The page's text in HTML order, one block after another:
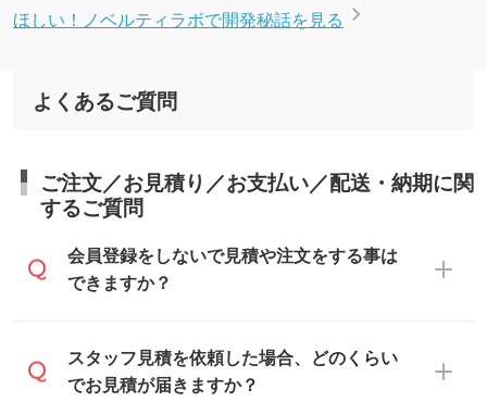
ほしい！ノベルティラボで開発秘話を見る
よくあるご質問
ご注文／お見積り／お支払い／配送・納期に関
するご質問
会員登録をしないで見積や注文をする事は
できますか？
可能です。見積・注文フォームにて『ゲス
トのまま進む』ボタンからお進みのうえ、
スタッフ見積を依頼した場合、どのくらい
でお見積が届きますか？